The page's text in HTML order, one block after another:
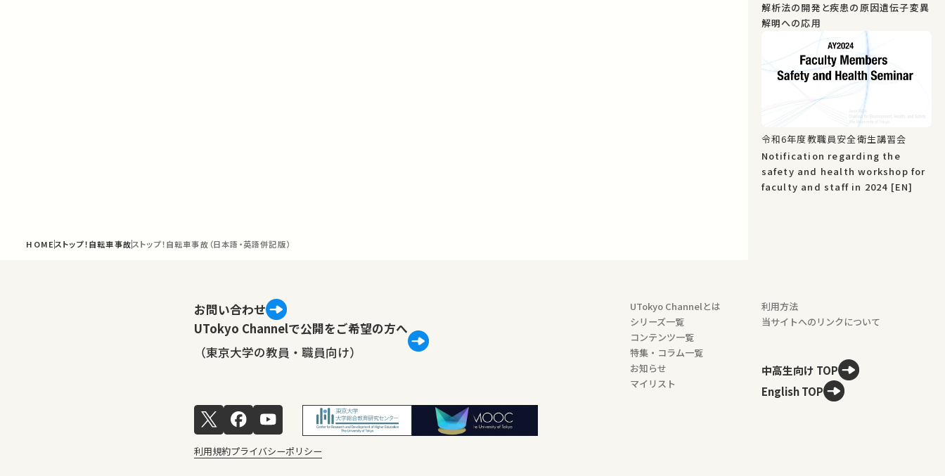
HOMEストップ！自転車事故ストップ！自転車事故（日本語・英語併記版）
解析法の開発と疾患の原因遺伝子変異
解明への応用
令和6年度教職員安全衛生講習会
Notification regarding the
safety and health workshop for
faculty and staff in 2024 [EN]
お問い合わせ
UTokyo Channelで公開をご希望の方へ
（東京大学の教員・職員向け）
UTokyo Channelとは
シリーズ一覧
コンテンツ一覧
特集・コラム一覧
お知らせ
マイリスト
利用方法
当サイトへのリンクについて
中高生向け TOP
English TOP
利用規約プライバシーポリシー